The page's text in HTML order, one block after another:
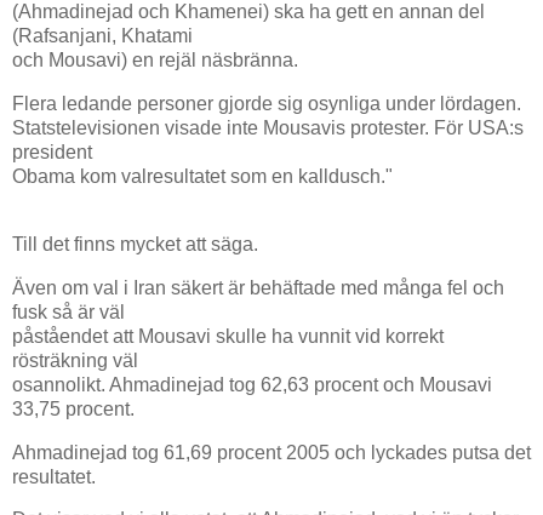
(Ahmadinejad och Khamenei) ska ha gett en annan del
(Rafsanjani, Khatami
och Mousavi) en rejäl näsbränna.
Flera ledande personer gjorde sig osynliga under lördagen.
Statstelevisionen visade inte Mousavis protester. För USA:s
president
Obama kom valresultatet som en kalldusch."
Till det finns mycket att säga.
Även om val i Iran säkert är behäftade med många fel och
fusk så är väl
påståendet att Mousavi skulle ha vunnit vid korrekt
rösträkning väl
osannolikt. Ahmadinejad tog 62,63 procent och Mousavi
33,75 procent.
Ahmadinejad tog 61,69 procent 2005 och lyckades putsa det
resultatet.